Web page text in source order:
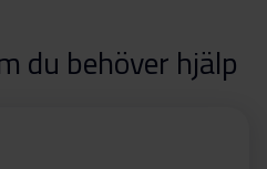
du behöver hjälp